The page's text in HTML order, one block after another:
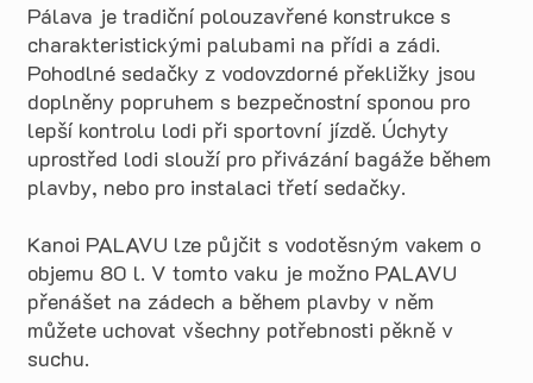
Pálava je tradiční polouzavřené konstrukce s
charakteristickými palubami na přídi a zádi.
Pohodlné sedačky z vodovzdorné překližky jsou
doplněny popruhem s bezpečnostní sponou pro
lepší kontrolu lodi při sportovní jízdě. Úchyty
uprostřed lodi slouží pro přivázání bagáže během
plavby, nebo pro instalaci třetí sedačky.
Kanoi PALAVU lze půjčit s vodotěsným vakem o
objemu 80 l. V tomto vaku je možno PALAVU
přenášet na zádech a během plavby v něm
můžete uchovat všechny potřebnosti pěkně v
suchu.